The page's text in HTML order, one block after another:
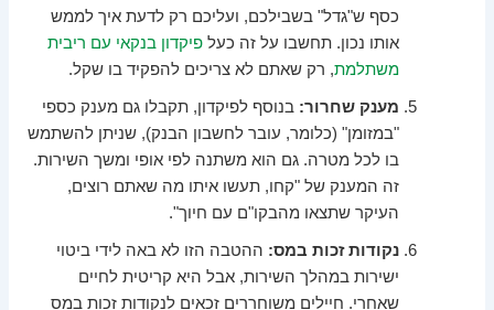
כסף ש"גדל" בשבילכם, ועליכם רק לדעת איך לממש
אותו נכון. תחשבו על זה כעלפיקדון בנקאי עם ריבית
משתלמת, רק שאתם לא צריכים להפקיד בו שקל.
מענק שחרור: בנוסף לפיקדון, תקבלו גם מענק כספי
"במזומן" (כלומר, עובר לחשבון הבנק), שניתן להשתמש
בו לכל מטרה. גם הוא משתנה לפי אופי ומשך השירות.
זה המענק של "קחו, תעשו איתו מה שאתם רוצים,
העיקר שתצאו מהבקו"ם עם חיוך".
נקודות זכות במס: ההטבה הזו לא באה לידי ביטוי
ישירות במהלך השירות, אבל היא קריטית לחיים
שאחרי. חיילים משוחררים זכאים לנקודות זכות במס